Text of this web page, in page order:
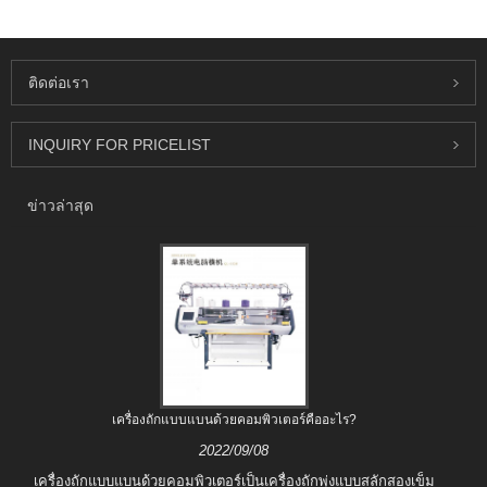
ติดต่อเรา
INQUIRY FOR PRICELIST
ข่าวล่าสุด
เครื่องถักแบบแบนด้วยคอมพิวเตอร์คืออะไร?
2022/09/08
เครื่องถักแบบแบนด้วยคอมพิวเตอร์เป็นเครื่องถักพุ่งแบบสลักสองเข็ม